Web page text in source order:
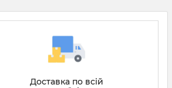
Доставка по всій